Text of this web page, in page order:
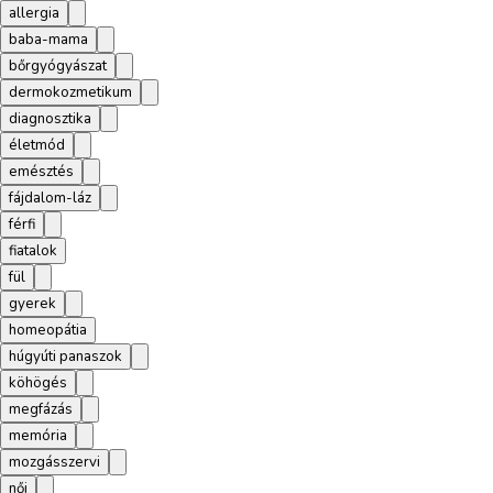
allergia
baba-mama
bőrgyógyászat
dermokozmetikum
diagnosztika
életmód
emésztés
fájdalom-láz
férfi
fiatalok
fül
gyerek
homeopátia
húgyúti panaszok
köhögés
megfázás
memória
mozgásszervi
női